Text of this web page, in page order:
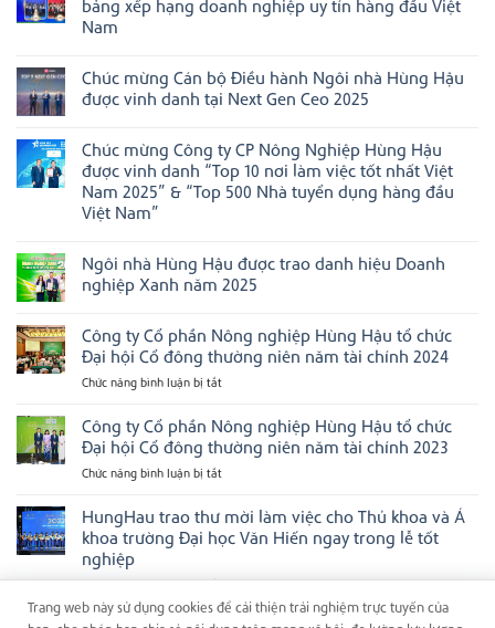
chuẩn
Văn
hóa
Việt
Nam”
năm
tiến
thương
mại,
ấn
tại
Boston,
ở
Chúc
FMCG
Group
chiến
hạng
mục
tại
Asian
Management
Excellence
bảng xếp hạng doanh nghiệp uy tín hàng đầu Việt
Nam
bình
luận
ở
Hùng
Hậu
tiếp
tục
được
vinh
các
bảng
xếp
nghiệp
uy
tín
hàng
Nam
Chúc mừng Cán bộ Điều hành Ngôi nhà Hùng Hậu
được vinh danh tại Next Gen Ceo 2025
bình
luận
ở
Chúc
mừng
Cán
hành
Ngôi
nhà
được
vinh
danh
tại
Ceo
2025
Chúc mừng Công ty CP Nông Nghiệp Hùng Hậu
được vinh danh “Top 10 nơi làm việc tốt nhất Việt
Nam 2025” & “Top 500 Nhà tuyển dụng hàng đầu
Việt Nam”
bình
luận
ở
Công
ty
CP
Nông
Hậu
được
vinh
danh
“Top
nơi
làm
việc
tốt
nhất
Việt
2025”
&
Ngôi nhà Hùng Hậu được trao danh hiệu Doanh
nghiệp Xanh năm 2025
bình
luận
ở
Ngôi
Hậu
được
trao
danh
hiệu
nghiệp
Xanh
năm
2025
Công ty Cổ phần Nông nghiệp Hùng Hậu tổ chức
Đại hội Cổ đông thường niên năm tài chính 2024
Chức năng bình luận bị tắt
ty
Cổ
phần
Hùng
Hậu
tổ
hội
Công ty Cổ phần Nông nghiệp Hùng Hậu tổ chức
Đại hội Cổ đông thường niên năm tài chính 2023
Chức năng bình luận bị tắt
ty
phần
nghiệp
Hùng
Hậu
HungHau trao thư mời làm việc cho Thủ khoa và Á
khoa trường Đại học Văn Hiến ngay trong lễ tốt
nghiệp
Chức năng bình luận bị tắtở
HungHau
trao
Trang web này sử dụng cookies để cải thiện trải nghiệm trực tuyến của